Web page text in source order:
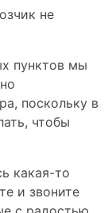
не
пунктов мы
поскольку в
чтобы
какая-то
и звоните